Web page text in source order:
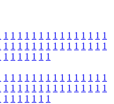
1 1 1 1 1 1 1 1 1 1 1 1 1 1 1
1 1 1 1 1 1 1 1 1 1 1 1 1 1 1
1 1 1 1 1 1 1
1 1 1 1 1 1 1 1 1 1 1 1 1 1 1
1 1 1 1 1 1 1 1 1 1 1 1 1 1 1
1 1 1 1 1 1 1